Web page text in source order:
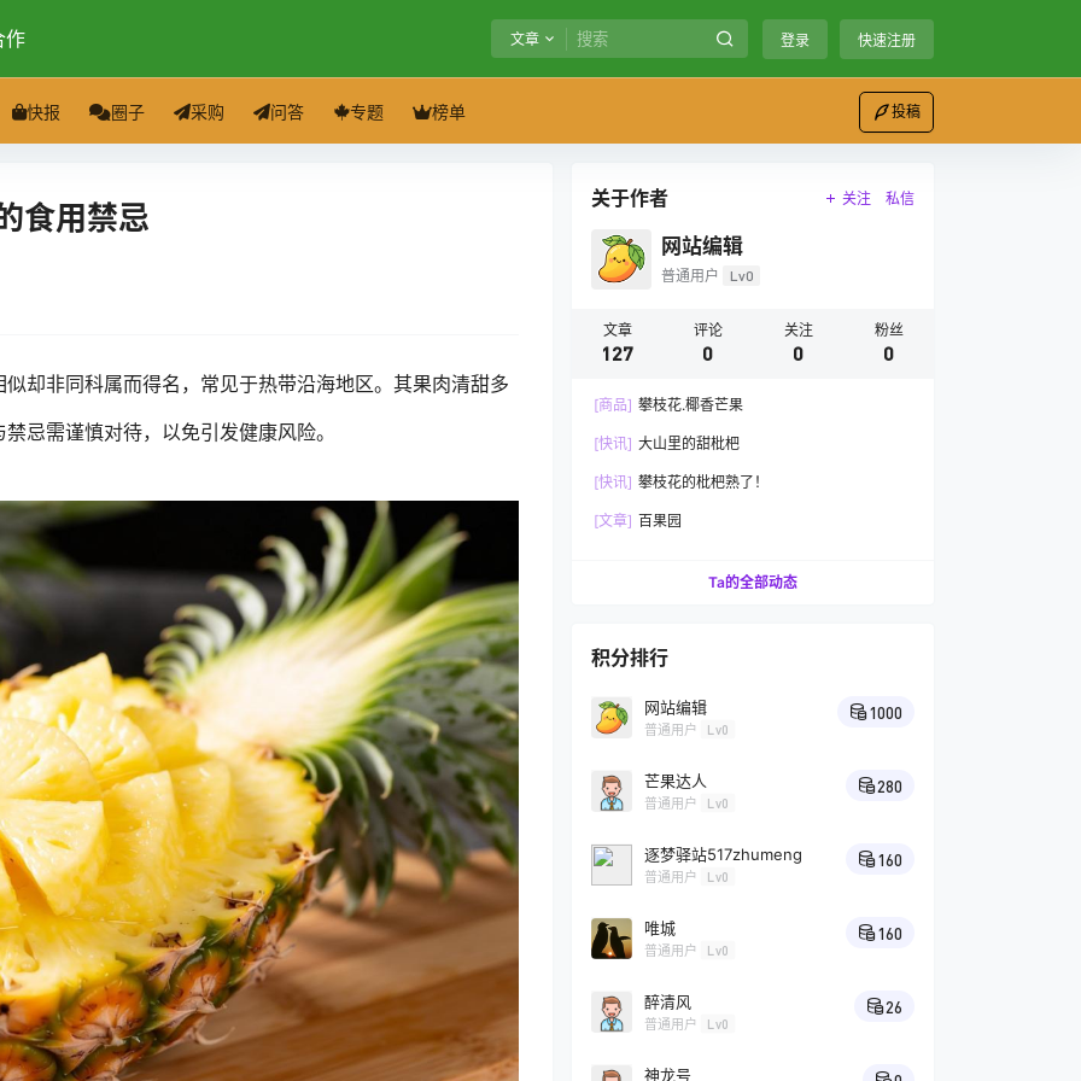
作 文章 登录 快速注册
快报 圈子 采购 问答 专题 榜单 投稿
食用禁忌
却非同科属而得名，常见于热带沿海地区。其果肉清甜多
忌需谨慎对待，以免引发健康风险。
关于作者 关注 私信
网站编辑
普通用户 Lv0
文章
127
评论
0
关注
0
粉丝
0
[商品] 攀枝花.椰香芒果
[快讯] 大山里的甜枇杷
[快讯] 攀枝花的枇杷熟了！
[文章] 百果园
Ta的全部动态
积分排行
网站编辑
普通用户 Lv0
1000
芒果达人
普通用户 Lv0
280
逐梦驿站517zhumeng
普通用户 Lv0
160
唯城
普通用户 Lv0
160
醉清风
普通用户 Lv0
26
神龙号